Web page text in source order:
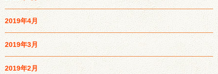
2019年4月
2019年3月
2019年2月